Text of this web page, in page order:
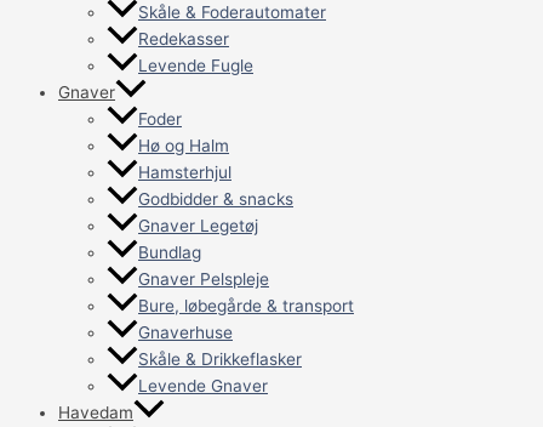
Skåle & Foderautomater
Redekasser
Levende Fugle
Gnaver
Foder
Hø og Halm
Hamsterhjul
Godbidder & snacks
Gnaver Legetøj
Bundlag
Gnaver Pelspleje
Bure, løbegårde & transport
Gnaverhuse
Skåle & Drikkeflasker
Levende Gnaver
Havedam